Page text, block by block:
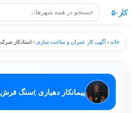
کار۵۰
خانه ›آگهی کار عمران و ساخت سازی › استادکار
پیمانکار دهیاری )سنگ